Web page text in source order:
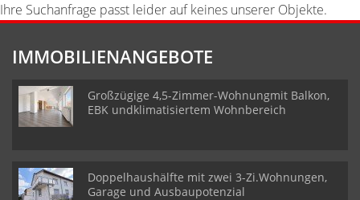
Ihre Suchanfrage passt leider auf keines unserer Objekte.
IMMOBILIENANGEBOTE
Großzügige 4,5-Zimmer-Wohnungmit Balkon,
EBK undklimatisiertem Wohnbereich
Doppelhaushälfte mit zwei 3-Zi.Wohnungen,
Garage und Ausbaupotenzial